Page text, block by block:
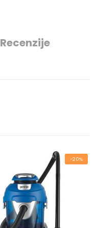
Recenzije
-20%